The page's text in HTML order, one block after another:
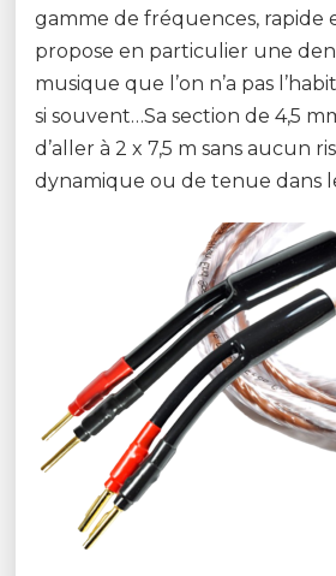
gamme de fréquences, rapide
propose en particulier une
musique que l’on n’a pas
si souvent…Sa section de 4,5
d’aller à 2 x 7,5 m sans aucun
dynamique ou de tenue dans